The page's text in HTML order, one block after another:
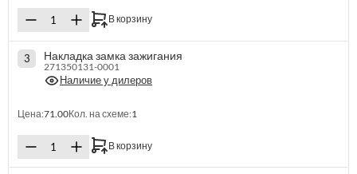
В корзину
3 Накладка замка зажигания
271350131-0001
Наличие у дилеров
Цена:71.00Кол. на схеме:1
В корзину